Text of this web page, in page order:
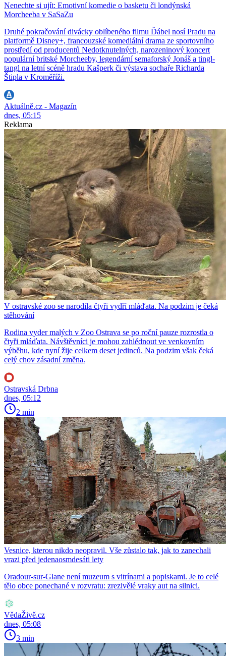
Nenechte si ujít: Emotivní komedie o basketu či londýnská
Morcheeba v SaSaZu
Druhé pokračování divácky oblíbeného filmu Ďábel nosí Pradu na
platformě Disney+, francouzské komediální drama ze sportovního
prostředí od producentů Nedotknutelných, narozeninový koncert
populární britské Morcheeby, legendární semaforský Jonáš a tingl-
tangl na letní scéně hradu Kašperk či výstava sochaře Richarda
Štipla v Kroměříži.
Aktuálně.cz - Magazín
dnes, 05:15
Reklama
V ostravské zoo se narodila čtyři vydří mláďata. Na podzim je čeká
stěhování
Rodina vyder malých v Zoo Ostrava se po roční pauze rozrostla o
čtyři mláďata. Návštěvníci je mohou zahlédnout ve venkovním
výběhu, kde nyní žije celkem deset jedinců. Na podzim však čeká
celý chov zásadní změna.
Ostravská Drbna
dnes, 05:12
2 min
Vesnice, kterou nikdo neopravil. Vše zůstalo tak, jak to zanechali
vrazi před jedenaosmdesáti lety
Oradour-sur-Glane není muzeum s vitrínami a popiskami. Je to celé
tělo obce ponechané v rozvratu: zrezivělé vraky aut na silnici.
VědaŽivě.cz
dnes, 05:08
3 min